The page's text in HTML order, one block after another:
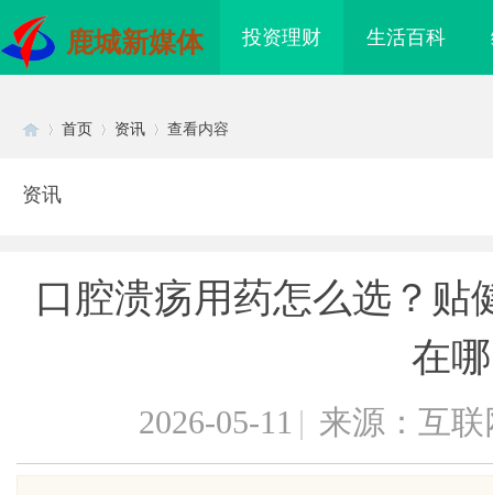
鹿城新媒体 投资理财 生活百科
首页 资讯 查看内容
资讯
口腔溃疡用药怎么选？贴
在
2026-05-11 | 来源：互联